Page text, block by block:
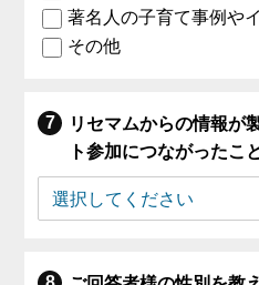
著名人の子育て事例や
その他
リセマムからの情報が
ト参加につながったこ